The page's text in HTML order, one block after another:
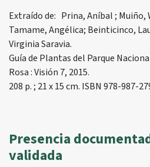
Extraído de: Prina, Aníbal ;
Tamame, Angélica; Beinticinco,
Virginia Saravia.
Guía de Plantas del Parque
Rosa : Visión 7, 2015.
208 p. ; 21 x 15 cm. ISBN 978-987-
Presencia
validada